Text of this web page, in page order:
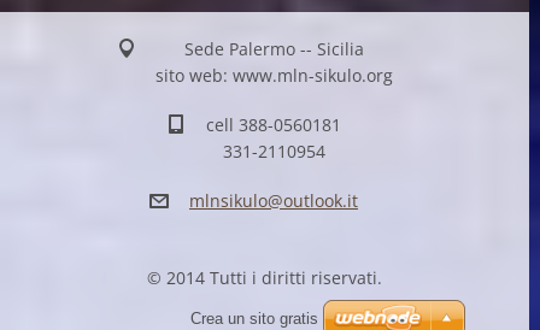
Sede Palermo -- Sicilia
sito web: www.mln-sikulo.org
cell 388-0560181
331-2110954
mlnsikulo@outlook.it
© 2014 Tutti i diritti riservati.
Crea un sito gratis